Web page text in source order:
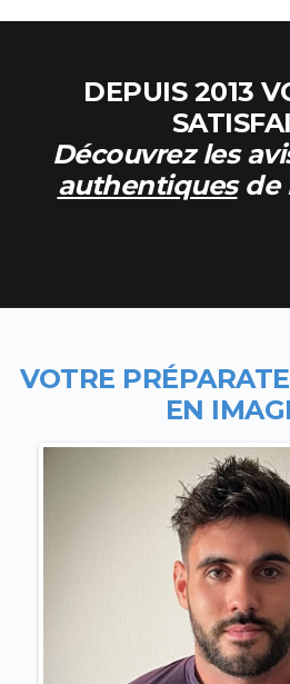
DEPUIS 2013
Découvrez les
authentiquesde
VOTRE PR
EN